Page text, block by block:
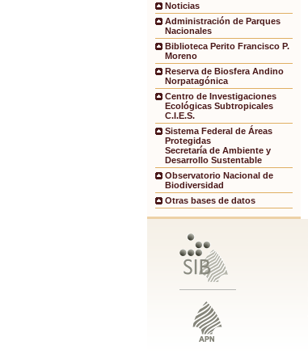
Noticias
Administración de Parques
Nacionales
Biblioteca Perito Francisco P.
Moreno
Reserva de Biosfera Andino
Norpatagónica
Centro de Investigaciones
Ecológicas Subtropicales
C.I.E.S.
Sistema Federal de Áreas
Protegidas
Secretaría de Ambiente y
Desarrollo Sustentable
Observatorio Nacional de
Biodiversidad
Otras bases de datos